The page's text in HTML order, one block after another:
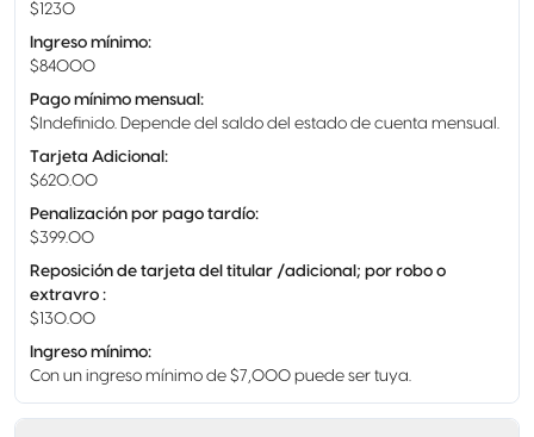
$1230
Ingreso mínimo:
$84000
Pago mínimo mensual :
$Indefinido. Depende del saldo del estado de cuenta mensual.
Tarjeta Adicional :
$620.00
Penalización por pago tardío:
$399.00
Reposición de tarjeta del titular /adicional; por robo o
extravro :
$130.00
Ingreso mínimo:
Con un ingreso mínimo de $7,000 puede ser tuya.